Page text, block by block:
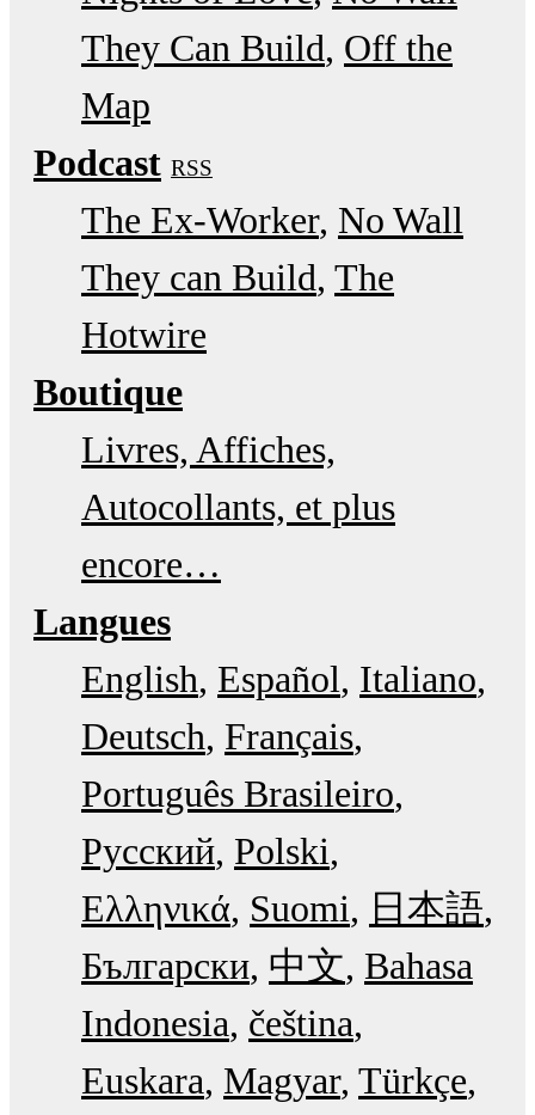
They Can Build Off the
Map
Podcast RSS
The Ex-Worker No Wall
They can Build The
Hotwire
Boutique
Livres, Affiches,
Autocollants, et plus
encore…
Langues
English Español Italiano
Deutsch Français
Português Brasileiro
Русский Polski
Ελληνικά Suomi
日本語
Български 中文 Bahasa
Indonesia čeština
Euskara Magyar Türkçe